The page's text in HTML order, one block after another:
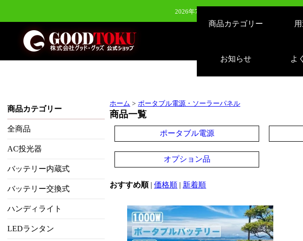
2026年7月28日（火）新発売：500W LED
2026年6月24日（水）新発売：LEDサーチライト 充
2026年8月3日（月）新発売：逆富士形
商品カテゴリー
お知らせ よ
商品カテゴリー
全商品
AC投光器
バッテリー内蔵式
バッテリー交換式
ハンディライト
LEDランタン
ホーム >ポータブル電源・ソーラーパネル
商品一覧
ポータブル電源
オプション品
おすすめ順|価格順 | 新着順